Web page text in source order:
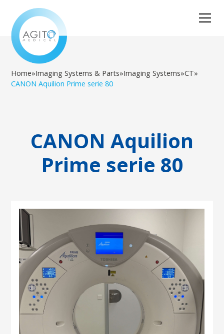
Home»Imaging Systems & Parts»Imaging Systems»CT»
CANON Aquilion Prime serie 80
CANON Aquilion
Prime serie 80